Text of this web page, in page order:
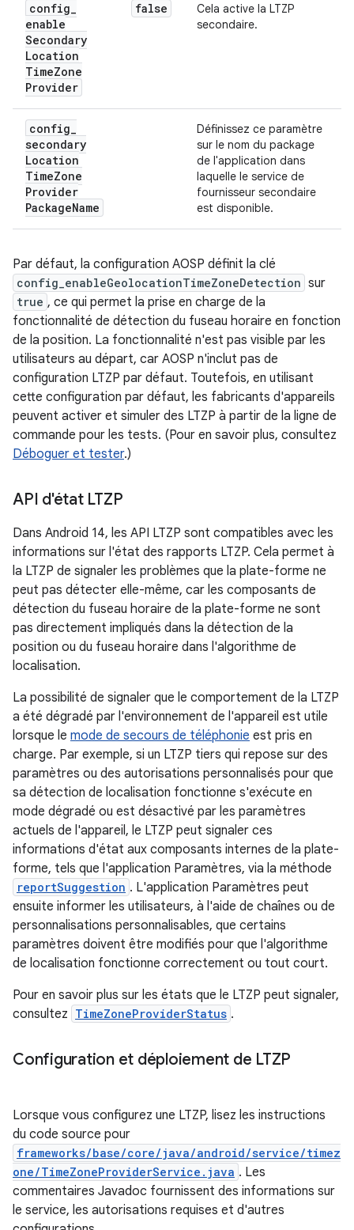
config_
enable
Secondary
Location
TimeZone
Provider
false
Cela active la LTZP
secondaire.
config_
secondary
Location
TimeZone
Provider
PackageName
Définissez ce paramètre
sur le nom du package
de l'application dans
laquelle le service de
fournisseur secondaire
est disponible.
Par défaut, la configuration AOSP définit la clé
config_enableGeolocationTimeZoneDetection sur
true , ce qui permet la prise en charge de la
fonctionnalité de détection du fuseau horaire en fonction
de la position. La fonctionnalité n'est pas visible par les
utilisateurs au départ, car AOSP n'inclut pas de
configuration LTZP par défaut. Toutefois, en utilisant
cette configuration par défaut, les fabricants d'appareils
peuvent activer et simuler des LTZP à partir de la ligne de
commande pour les tests. (Pour en savoir plus, consultez
Déboguer et tester.)
API d'état LTZP
Dans Android 14, les API LTZP sont compatibles avec les
informations sur l'état des rapports LTZP. Cela permet à
la LTZP de signaler les problèmes que la plate-forme ne
peut pas détecter elle-même, car les composants de
détection du fuseau horaire de la plate-forme ne sont
pas directement impliqués dans la détection de la
position ou du fuseau horaire dans l'algorithme de
localisation.
La possibilité de signaler que le comportement de la LTZP
a été dégradé par l'environnement de l'appareil est utile
lorsque le mode de secours de téléphonie est pris en
charge. Par exemple, si un LTZP tiers qui repose sur des
paramètres ou des autorisations personnalisés pour que
sa détection de localisation fonctionne s'exécute en
mode dégradé ou est désactivé par les paramètres
actuels de l'appareil, le LTZP peut signaler ces
informations d'état aux composants internes de la plate-
forme, tels que l'application Paramètres, via la méthode
reportSuggestion . L'application Paramètres peut
ensuite informer les utilisateurs, à l'aide de chaînes ou de
personnalisations personnalisables, que certains
paramètres doivent être modifiés pour que l'algorithme
de localisation fonctionne correctement ou tout court.
Pour en savoir plus sur les états que le LTZP peut signaler,
consultez TimeZoneProviderStatus .
Configuration et déploiement de LTZP
Lorsque vous configurez une LTZP, lisez les instructions
du code source pour
frameworks/base/core/java/android/service/timez
one/TimeZoneProviderService.java . Les
commentaires Javadoc fournissent des informations sur
le service, les autorisations requises et d'autres